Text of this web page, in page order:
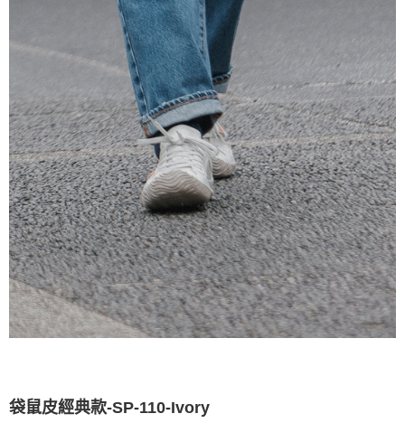
袋鼠皮經典款-SP-110-Ivory